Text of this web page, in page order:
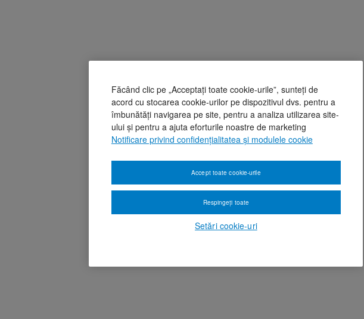
Făcând clic pe „Acceptați toate cookie-urile”, sunteți de
acord cu stocarea cookie-urilor pe dispozitivul dvs. pentru a
îmbunătăți navigarea pe site, pentru a analiza utilizarea site-
ului și pentru a ajuta eforturile noastre de marketing
Notificare privind confidențialitatea și modulele cookie
Setări cookie-uri
Respingeți toate
Accept toate cookie-urile